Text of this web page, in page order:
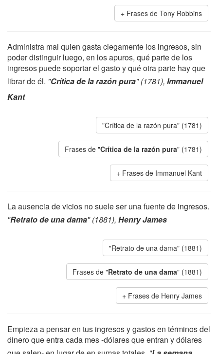
Frases de Tony Robbins
Administra mal quien gasta ciegamente los ingresos, sin
poder distinguir luego, en los apuros, qué parte de los
ingresos puede soportar el gasto y qué otra parte hay que
librar de él. "Crítica de la razón pura" (1781), Immanuel
Kant
"Crítica de la razón pura" (1781)
Frases de "Crítica de la razón pura" (1781)
Frases de Immanuel Kant
La ausencia de vicios no suele ser una fuente de ingresos.
"Retrato de una dama" (1881), Henry James
"Retrato de una dama" (1881)
Frases de "Retrato de una dama" (1881)
Frases de Henry James
Empieza a pensar en tus ingresos y gastos en términos del
dinero que entra cada mes -dólares que entran y dólares